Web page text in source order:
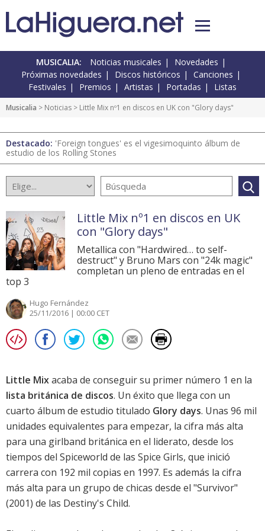
MUSICALIA: Noticias musicales
Novedades
Próximas novedades
Discos históricos
Canciones
Festivales
Premios Artistas Portadas Listas
Musicalia > Noticias > Little Mix nº1 en discos en UK con "Glory days"
Destacado: 'Foreign tongues' es el vigesimoquinto álbum de
estudio de los Rolling Stones
Little Mix nº1 en discos en UK
con "Glory days"
Metallica con "Hardwired… to self-
destruct" y Bruno Mars con "24k magic"
completan un pleno de entradas en el
top 3
Hugo Fernández
25/11/2016 | 00:00 CET
Little Mixacaba de conseguir su primer número 1 en la
lista británica de discos. Un éxito que llega con un
cuarto álbum de estudio titulado Glory days. Unas 96 mil
unidades equivalentes para empezar, la cifra más alta
para una girlband británica en el liderato, desde los
tiempos del Spiceworld de las Spice Girls, que inició
carrera con 192 mil copias en 1997. Es además la cifra
más alta para un grupo de chicas desde el "Survivor"
(2001) de las Destiny's Child.